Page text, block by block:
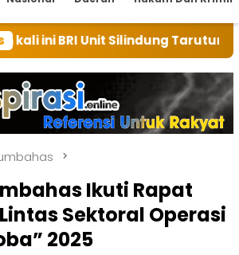
Tarutung Ingatkan
Ikuti Rapat
Sektoral Operasi
2025